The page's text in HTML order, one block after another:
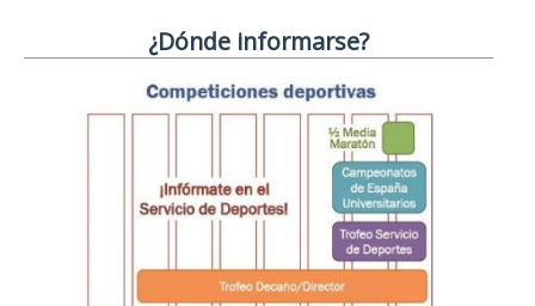
¿Dónde informarse?